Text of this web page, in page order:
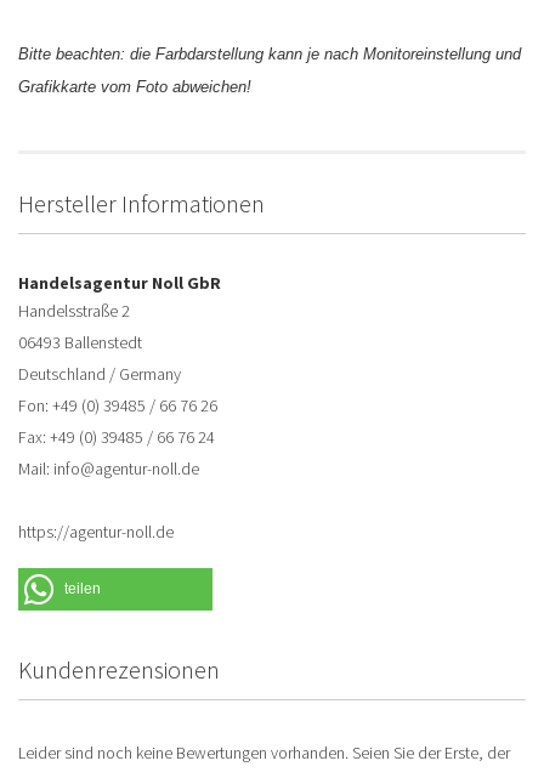
Bitte beachten: die Farbdarstellung kann je nach Monitoreinstellung und
Grafikkarte vom Foto abweichen!
Hersteller Informationen
Handelsagentur Noll GbR
Handelsstraße 2
06493 Ballenstedt
Deutschland / Germany
Fon: +49 (0) 39485 / 66 76 26
Fax: +49 (0) 39485 / 66 76 24
Mail: info@agentur-noll.de
https://agentur-noll.de
teilen
Kundenrezensionen
Leider sind noch keine Bewertungen vorhanden. Seien Sie der Erste, der